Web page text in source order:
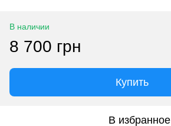
В наличии
8 700 грн
Купить
В избранное